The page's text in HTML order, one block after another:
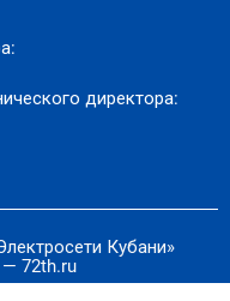
директора:
Кубани»
— 72th.ru